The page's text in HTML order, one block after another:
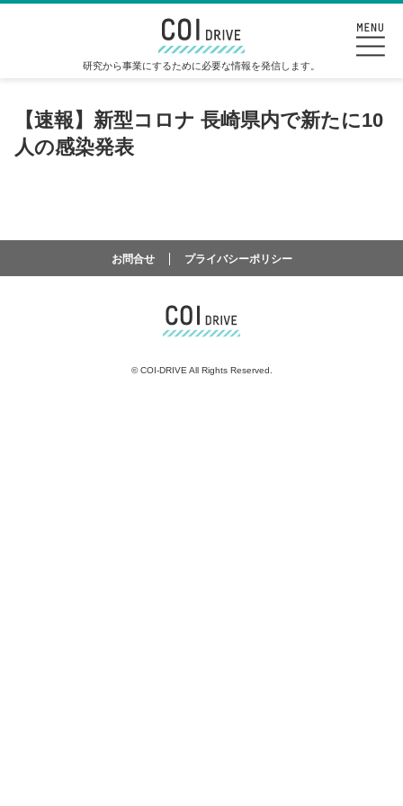
研究から事業にするために必要な情報を発信します。
【速報】新型コロナ 長崎県内で新たに10
人の感染発表
お問合せ プライバシーポリシー
©COI-DRIVE All Rights Reserved.